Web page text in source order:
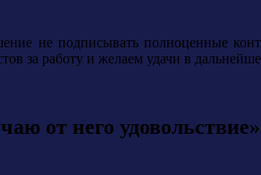
не подписывать полноценные
работу и желаем удачи в
от него удовольствие»